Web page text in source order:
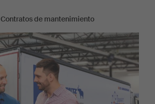
Contratos de mantenimiento